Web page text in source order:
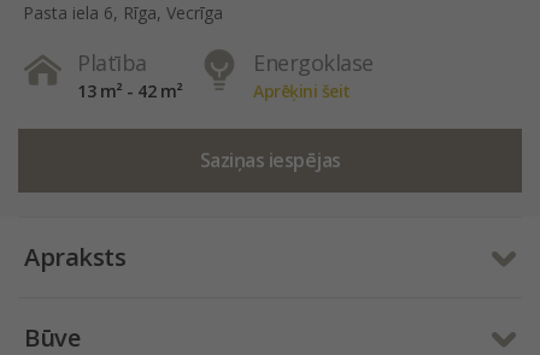
Pasta iela 6, Rīga, Vecrīga
Platība
13 m² - 42 m²
Energoklase
Aprēķini šeit
Saziņas iespējas
Apraksts
Būve